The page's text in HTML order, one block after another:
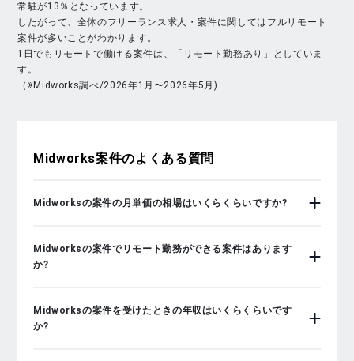
常駐が13％となっています。
したがって、全体のフリーランス求人・案件に関してはフルリモート
案件が多いことがわかります。
1日でもリモートで働ける案件は、「リモート勤務あり」としていま
す。
（※Midworks調べ/2026年1月〜2026年5月)
Midworks案件のよくある質問
Midworksの案件の月単価の相場はいくらくらいですか?
Midworksの案件でリモート勤務ができる案件はあります
か?
Midworksの案件を受けたときの年収はいくらくらいです
か?